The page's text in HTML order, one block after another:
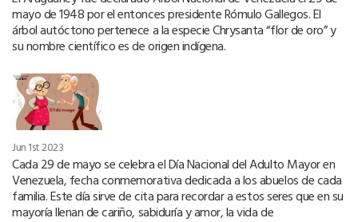
mayo de 1948 por el entonces presidente Rómulo Gallegos. El
árbol autóctono pertenece a la especie Chrysanta “flor de oro” y
su nombre científico es de origen indígena.
Jun 1st 2023
Cada 29 de mayo se celebra el Día Nacional del Adulto Mayor en
Venezuela, fecha conmemorativa dedicada a los abuelos de cada
familia. Este día sirve de cita para recordar a estos seres que en su
mayoría llenan de cariño, sabiduría y amor, la vida de